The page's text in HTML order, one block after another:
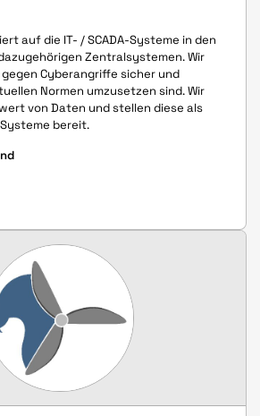
auf die IT- / SCADA-Systeme in den
Zentralsystemen. Wir
Cyberangriffe sicher und
Normen umzusetzen sind. Wir
von Daten und stellen diese als
bereit.